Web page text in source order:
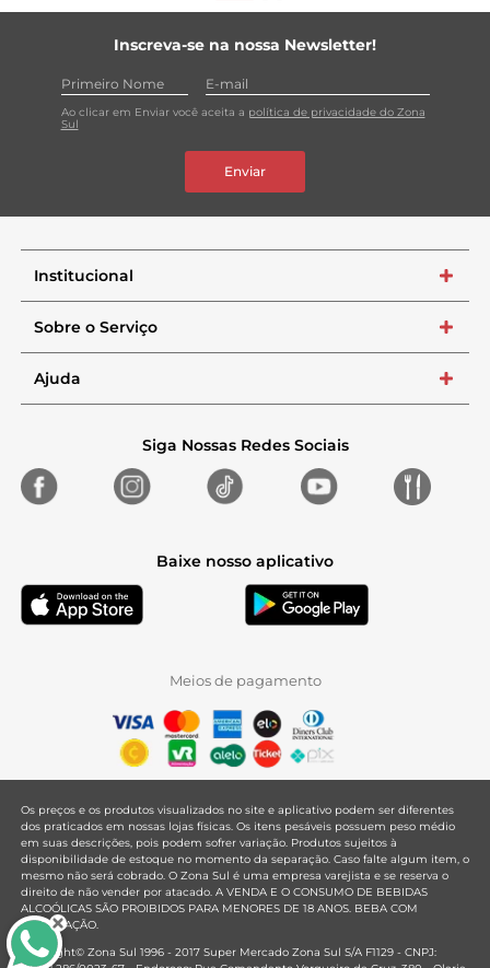
Inscreva-se na nossa Newsletter!
Ao clicar em Enviar você aceita a política de privacidade do Zona
Sul
Enviar
Institucional +
Sobre o Serviço +
Ajuda +
Siga Nossas Redes Sociais
Baixe nosso aplicativo
Meios de pagamento
Os preços e os produtos visualizados no site e aplicativo podem ser diferentes
dos praticados em nossas lojas físicas. Os itens pesáveis possuem peso médio
em suas descrições, pois podem sofrer variação. Produtos sujeitos à
disponibilidade de estoque no momento da separação. Caso falte algum item, o
mesmo não será cobrado. O Zona Sul é uma empresa varejista e se reserva o
direito de não vender por atacado. A VENDA E O CONSUMO DE BEBIDAS
ALCOÓLICAS SÃO PROIBIDOS PARA MENORES DE 18 ANOS. BEBA COM
MODERAÇÃO.
Copyright© Zona Sul 1996 - 2017 Super Mercado Zona Sul S/A F1129 - CNPJ: